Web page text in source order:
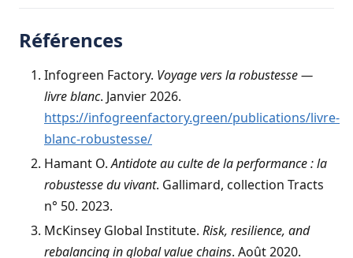
Références
Infogreen Factory. Voyage vers la robustesse —
livre blanc. Janvier 2026.
https://infogreenfactory.green/publications/livre-
blanc-robustesse/
Hamant O.Antidote au culte de la performance : la
robustesse du vivant. Gallimard, collection Tracts
n° 50. 2023.
McKinsey Global Institute. Risk, resilience, and
rebalancing in global value chains. Août 2020.